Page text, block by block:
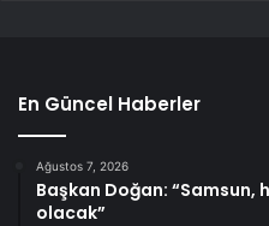
En Güncel Haberler
Ağustos 7, 2026
Başkan Doğan: “Samsun,
olacak”